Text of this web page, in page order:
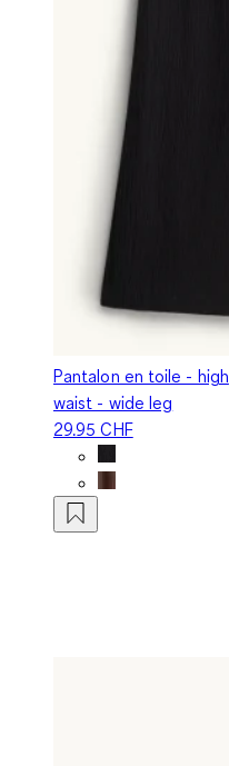
Pantalon en toile - high
waist - wide leg
29.95 CHF